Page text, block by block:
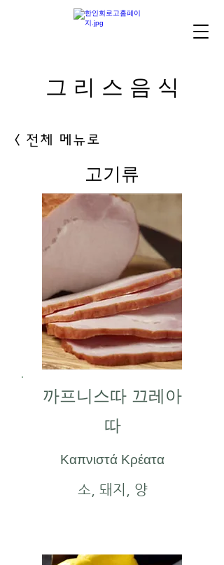
​그 리 스 음 식
< 전체 메뉴로
고기류
까프니스따 끄레아
따
Καπνιστά Κρέατα
소, 돼지, 양